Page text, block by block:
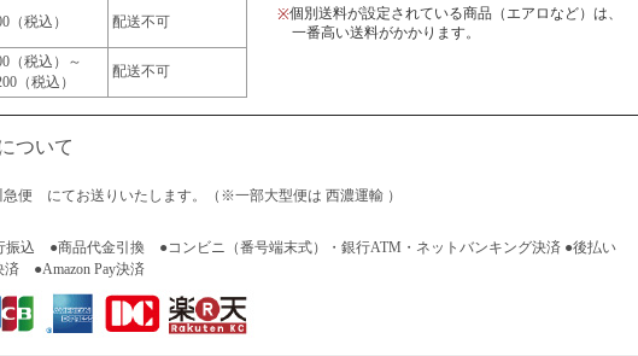
（税込） 配送不可
（税込）～
（税込）
配送不可
※個別送料が設定されている商品（エアロなど）は、
一番高い送料がかかります。
ついて
便 にてお送りいたします。（※一部大型便は 西濃運輸 ）
込 ●商品代金引換 ●コンビニ（番号端末式）・銀行ATM・ネットバンキング決済 ●後払い
済 ●Amazon Pay決済